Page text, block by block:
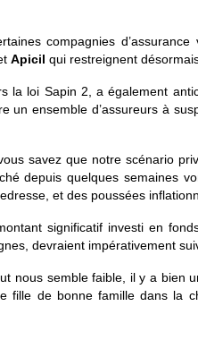
compagnies
Apicil qui restreignent
la loi Sapin 2, a également
un ensemble d’assureurs à
savez que notre scénario
depuis quelques semaines
et des poussées
significatif investi en
devraient impérativement
nous semble faible, il y a bien
fille de bonne famille dans la